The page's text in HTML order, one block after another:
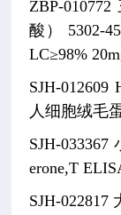
ZBP-010772
酸）
5302-
LC≥98%
SJH-012609
人细胞绒毛
SJH-033367
erone,T
SJH-022817